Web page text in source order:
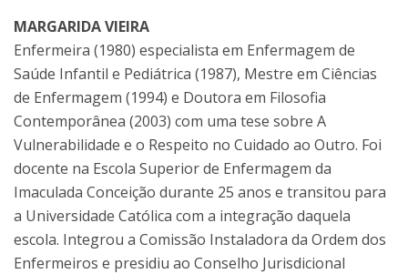
MARGARIDA VIEIRA
Enfermeira (1980) especialista em Enfermagem de
Saúde Infantil e Pediátrica (1987), Mestre em Ciências
de Enfermagem (1994) e Doutora em Filosofia
Contemporânea (2003) com uma tese sobre A
Vulnerabilidade e o Respeito no Cuidado ao Outro. Foi
docente na Escola Superior de Enfermagem da
Imaculada Conceição durante 25 anos e transitou para
a Universidade Católica com a integração daquela
escola. Integrou a Comissão Instaladora da Ordem dos
Enfermeiros e presidiu ao Conselho Jurisdicional